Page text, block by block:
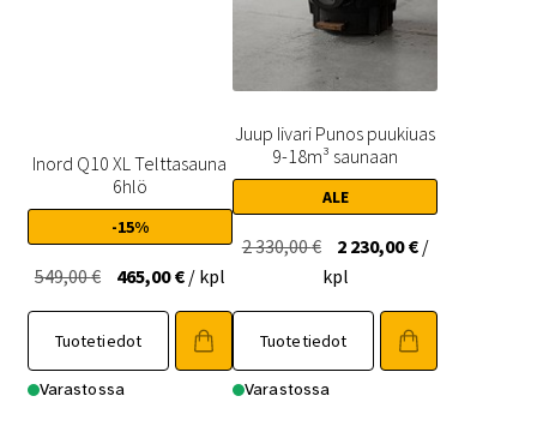
Inord Q10 XL Telttasauna
6hlö
-15%
549,00€ Alkuperäinen
oli:
549,00 €.
465,00€Nykyinen
on:
465,00 €.
/ kpl
Tuotetiedot
Varastossa
Juup Iivari Punos puukiuas
9-18m³ saunaan
ALE
2 330,00€ Alkuperäinen
hinta
2
330,00 €.
2 230,00€Nykyinen
2
230,00 €.
/
kpl
Tuotetiedot
Varastossa